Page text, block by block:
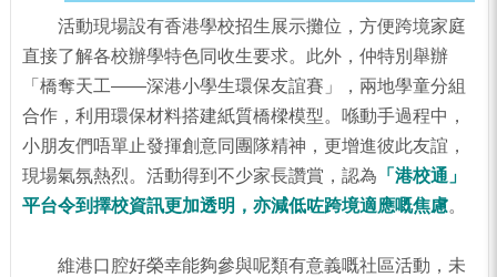
活動現場設有香港學校招生展示攤位，方便跨境家庭
直接了解各校辦學特色同收生要求。此外，仲特別舉辦
「橋奪天工——深港小學生環保友誼賽」，兩地學童分組
合作，利用環保材料搭建紙質橋樑模型。喺動手過程中，
小朋友們唔單止發揮創意同團隊精神，更增進彼此友誼，
現場氣氛熱烈。活動得到不少家長讚賞，認為 「港校通」
平台令到擇校資訊更加透明，亦減低咗跨境適應嘅焦慮。
維港口腔好榮幸能夠參與呢類有意義嘅社區活動，未